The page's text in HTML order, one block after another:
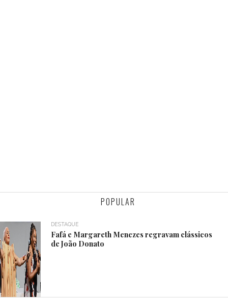
POPULAR
DESTAQUE
Fafá e Margareth Menezes regravam clássicos
de João Donato